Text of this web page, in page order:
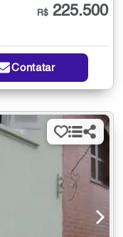
R$ 225.500
Contatar